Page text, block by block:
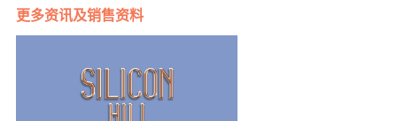
更多资讯及销售资料